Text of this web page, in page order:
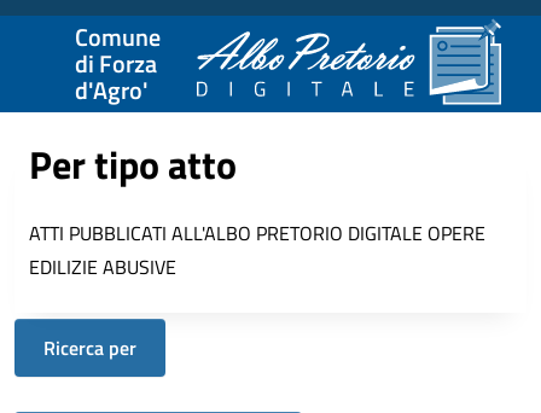
Comune
di Forza
d'Agro'
Per tipo atto
ATTI PUBBLICATI ALL'ALBO PRETORIO DIGITALE OPERE
EDILIZIE ABUSIVE
Ricerca per